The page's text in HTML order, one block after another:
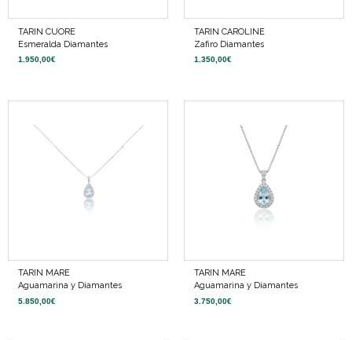
TARIN CUORE
Esmeralda Diamantes
1.950,00€
TARIN CAROLINE
Zafiro Diamantes
1.350,00€
TARIN MARE
Aguamarina y Diamantes
5.850,00€
TARIN MARE
Aguamarina y Diamantes
3.750,00€